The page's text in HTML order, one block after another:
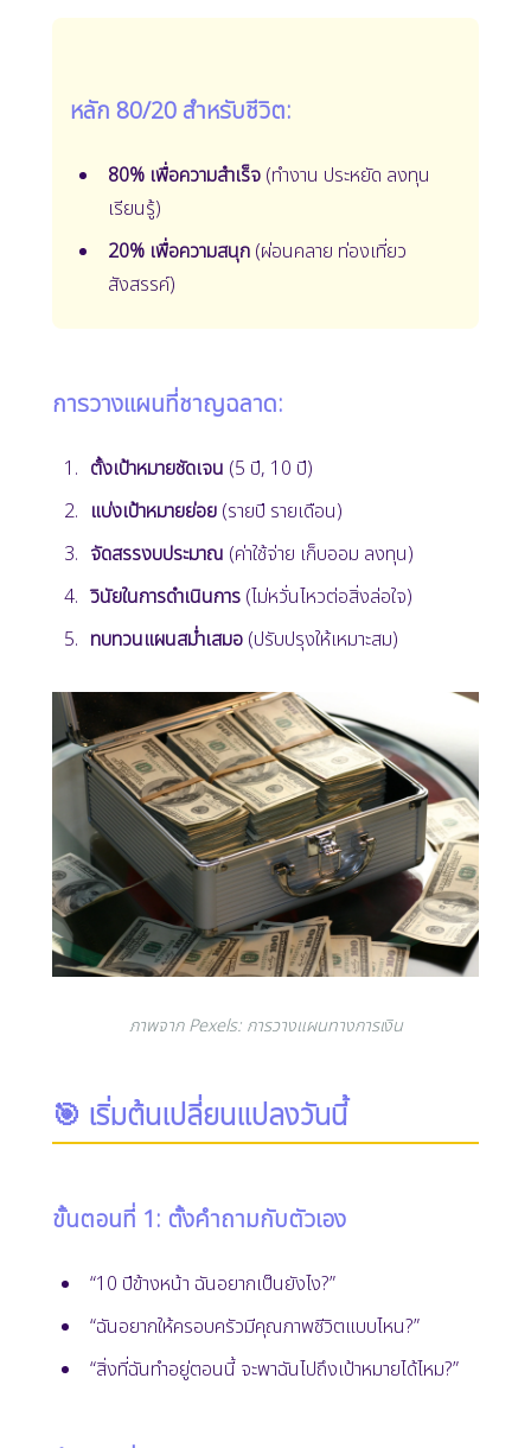
หลัก 80/20 สำหรับชีวิต:
80% เพื่อความสำเร็จ (ทำงาน ประหยัด ลงทุน
เรียนรู้)
20% เพื่อความสนุก (ผ่อนคลาย ท่องเที่ยว
สังสรรค์)
การวางแผนที่ชาญฉลาด:
ตั้งเป้าหมายชัดเจน (5 ปี, 10 ปี)
แบ่งเป้าหมายย่อย (รายปี รายเดือน)
จัดสรรงบประมาณ (ค่าใช้จ่าย เก็บออม ลงทุน)
วินัยในการดำเนินการ (ไม่หวั่นไหวต่อสิ่งล่อใจ)
ทบทวนแผนสม่ำเสมอ (ปรับปรุงให้เหมาะสม)
ภาพจาก Pexels: การวางแผนทางการเงิน
🎯 เริ่มต้นเปลี่ยนแปลงวันนี้
ขั้นตอนที่ 1: ตั้งคำถามกับตัวเอง
“10 ปีข้างหน้า ฉันอยากเป็นยังไง?”
“ฉันอยากให้ครอบครัวมีคุณภาพชีวิตแบบไหน?”
“สิ่งที่ฉันทำอยู่ตอนนี้ จะพาฉันไปถึงเป้าหมายได้ไหม?”